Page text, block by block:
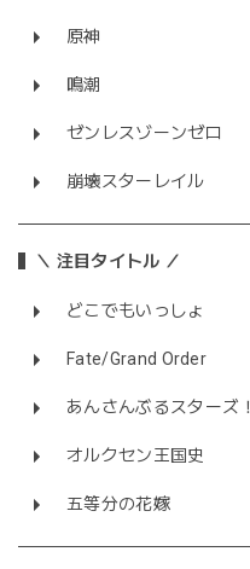
原神
鳴潮
ゼンレスゾーンゼロ
崩壊スターレイル
＼ 注目タイトル ／
どこでもいっしょ
Fate/Grand Order
あんさんぶるスターズ！
オルクセン王国史
五等分の花嫁